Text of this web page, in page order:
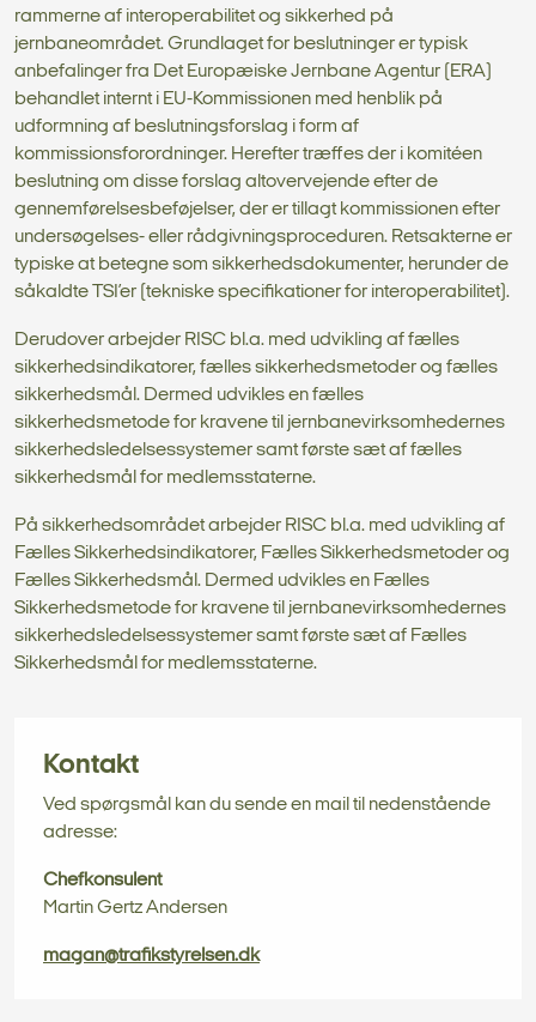
rammerne af interoperabilitet og sikkerhed på
jernbaneområdet. Grundlaget for beslutninger er typisk
anbefalinger fra Det Europæiske Jernbane Agentur (ERA)
behandlet internt i EU-Kommissionen med henblik på
udformning af beslutningsforslag i form af
kommissionsforordninger. Herefter træffes der i komitéen
beslutning om disse forslag altovervejende efter de
gennemførelsesbeføjelser, der er tillagt kommissionen efter
undersøgelses- eller rådgivningsproceduren. Retsakterne er
typiske at betegne som sikkerhedsdokumenter, herunder de
såkaldte TSI’er (tekniske specifikationer for interoperabilitet).
Derudover arbejder RISC bl.a. med udvikling af fælles
sikkerhedsindikatorer, fælles sikkerhedsmetoder og fælles
sikkerhedsmål. Dermed udvikles en fælles
sikkerhedsmetode for kravene til jernbanevirksomhedernes
sikkerhedsledelsessystemer samt første sæt af fælles
sikkerhedsmål for medlemsstaterne.
På sikkerhedsområdet arbejder RISC bl.a. med udvikling af
Fælles Sikkerhedsindikatorer, Fælles Sikkerhedsmetoder og
Fælles Sikkerhedsmål. Dermed udvikles en Fælles
Sikkerhedsmetode for kravene til jernbanevirksomhedernes
sikkerhedsledelsessystemer samt første sæt af Fælles
Sikkerhedsmål for medlemsstaterne.
Kontakt
Ved spørgsmål kan du sende en mail til nedenstående
adresse:
Chefkonsulent
Martin GertzAndersen
magan@trafikstyrelsen.dk